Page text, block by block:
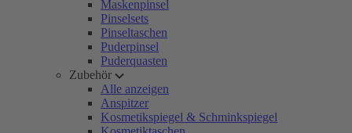
Maskenpinsel
Pinselsets
Pinseltaschen
Puderpinsel
Puderquasten
Zubehör
Alle anzeigen
Anspitzer
Kosmetikspiegel & Schminkspiegel